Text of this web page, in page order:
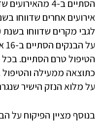
הטיפול טרם הסתיים.
כתוצאה ממעילה
על מלוא הנזק הישיר
בנוסף מציין הפיקוח על